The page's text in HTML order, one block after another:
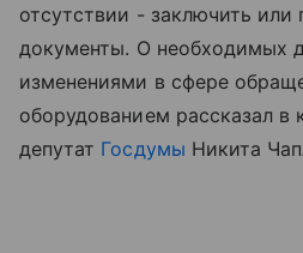
отсутствии - заключить
документы. О необходимых
изменениями в сфере
оборудованием рассказал в
депутат Госдумы Никита